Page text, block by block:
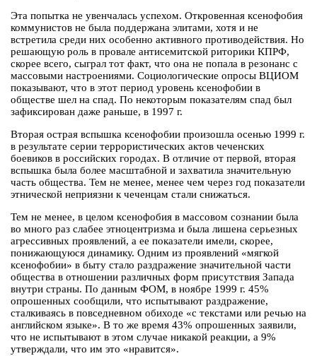
Эта попытка не увенчалась успехом. Откровенная ксенофобия
коммунистов не была поддержана элитами, хотя и не
встретила среди них особенно активного противодействия. Но
решающую роль в провале антисемитской риторики КПРФ,
скорее всего, сыграл тот факт, что она не попала в резонанс с
массовыми настроениями. Социологические опросы ВЦИОМ
показывают, что в этот период уровень ксенофобии в
обществе шел на спад. По некоторым показателям спад был
зафиксирован даже раньше, в 1997 г.
Вторая острая вспышка ксенофобии произошла осенью 1999 г.
в результате серии террористических актов чеченских
боевиков в российских городах. В отличие от первой, вторая
вспышка была более масштабной и захватила значительную
часть общества. Тем не менее, менее чем через год показатели
этнической неприязни к чеченцам стали снижаться.
Тем не менее, в целом ксенофобия в массовом сознании была
во много раз слабее этноцентризма и была лишена серьезных
агрессивных проявлений, а ее показатели имели, скорее,
понижающуюся динамику. Одним из проявлений «мягкой
ксенофобии» в быту стало раздражение значительной части
общества в отношении различных форм присутствия Запада
внутри страны. По данным ФОМ, в ноябре 1999 г. 45%
опрошенных сообщили, что испытывают раздражение,
сталкиваясь в повседневном обиходе «с текстами или речью на
английском языке». В то же время 43% опрошенных заявили,
что не испытывают в этом случае никакой реакции, а 9%
утверждали, что им это «нравится».